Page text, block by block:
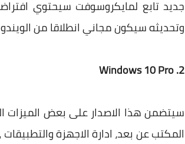
وتحديثه سيكون مجاني انطلاقا من الويندوز 7 والويندوز 8/8.1 على مدى السنة الاولى من تاريخ الاصدار الرسمي لويندوز
2. Windows 10 Pro
المكتب عن بعد، ادارة الاجهزة